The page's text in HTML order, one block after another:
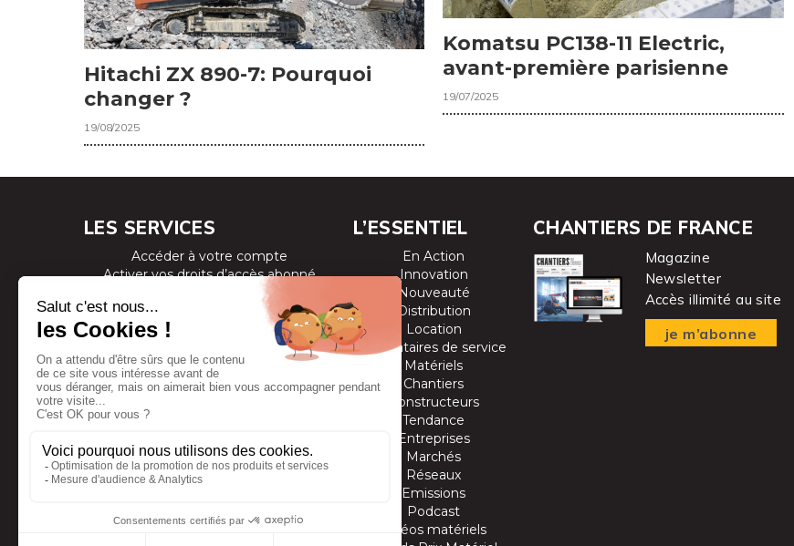
Hitachi ZX 890-7: Pourquoi
changer ?
19/08/2025
Komatsu PC138-11 Electric,
avant-première parisienne
19/07/2025
LES SERVICES
Accéder à votre compte
Activer vos droits d’accès abonné
Consulter les magazines
S’inscrire aux newsletters
Devenir annonceur
Se connecter à l’extranet annonceur
Nous contacter
L’ESSENTIEL
En Action
Innovation
Nouveauté
Distribution
Location
Prestataires de service
Matériels
Chantiers
Constructeurs
Tendance
Entreprises
Marchés
Réseaux
Emissions
Podcast
Vidéos matériels
CHANTIERS DE FRANCE
Magazine
Newsletter
Accès illimité au site
je m’abonne